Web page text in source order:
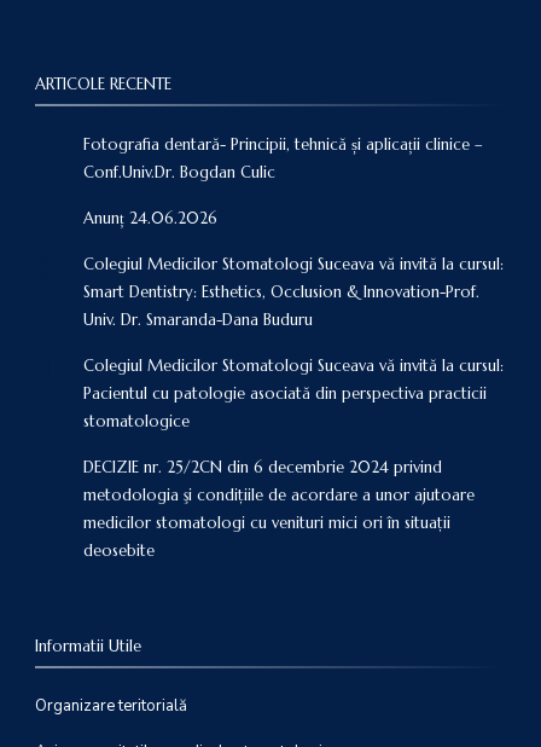
ARTICOLE RECENTE
Fotografia dentară- Principii, tehnică și aplicații clinice –
Conf.Univ.Dr. Bogdan Culic
Anunț 24.06.2026
Colegiul Medicilor Stomatologi Suceava vă invită la cursul:
Smart Dentistry: Esthetics, Occlusion & Innovation-Prof.
Univ. Dr. Smaranda-Dana Buduru
Colegiul Medicilor Stomatologi Suceava vă invită la cursul:
Pacientul cu patologie asociată din perspectiva practicii
stomatologice
DECIZIE nr. 25/2CN din 6 decembrie 2024 privind
metodologia şi condiţiile de acordare a unor ajutoare
medicilor stomatologi cu venituri mici ori în situaţii
deosebite
Informatii Utile
Organizare teritorială